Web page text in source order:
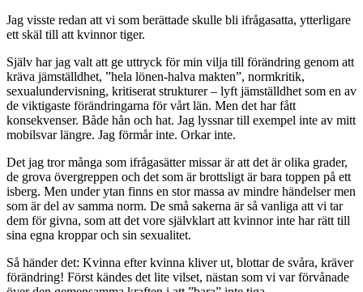
Jag visste redan att vi som berättade skulle bli ifrågasatta, ytterligare
ett skäl till att kvinnor tiger.
Själv har jag valt att ge uttryck för min vilja till förändring genom att
kräva jämställdhet, ”hela lönen-halva makten”, normkritik,
sexualundervisning, kritiserat strukturer – lyft jämställdhet som en av
de viktigaste förändringarna för vårt län. Men det har fått
konsekvenser. Både hån och hat. Jag lyssnar till exempel inte av mitt
mobilsvar längre. Jag förmår inte. Orkar inte.
Det jag tror många som ifrågasätter missar är att det är olika grader,
de grova övergreppen och det som är brottsligt är bara toppen på ett
isberg. Men under ytan finns en stor massa av mindre händelser men
som är del av samma norm. De små sakerna är så vanliga att vi tar
dem för givna, som att det vore självklart att kvinnor inte har rätt till
sina egna kroppar och sin sexualitet.
Så händer det: Kvinna efter kvinna kliver ut, blottar de svåra, kräver
förändring! Först kändes det lite vilset, nästan som vi var förvånade